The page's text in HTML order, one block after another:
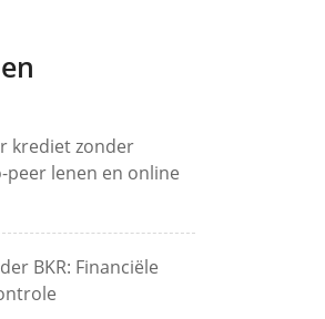
krediet zonder
lenen en online
BKR: Financiële